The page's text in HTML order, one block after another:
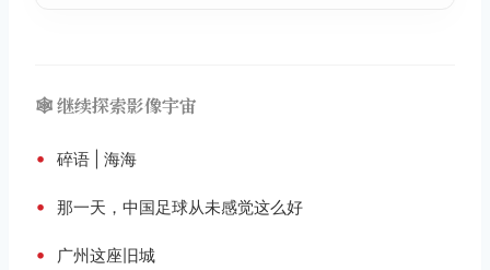
🕸️ 继续探索影像宇宙
• 碎语 | 海海
• 那一天，中国足球从未感觉这么好
• 广州这座旧城